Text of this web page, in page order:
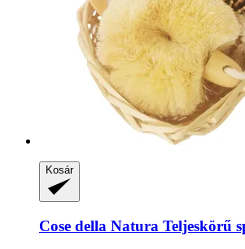
Kosár
Cose della Natura Teljeskörű